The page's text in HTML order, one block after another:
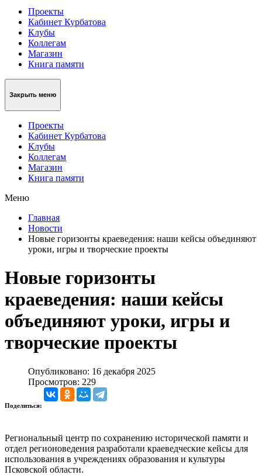
Проекты
Кабинет Курбатова
Клубы
Коллегам
Магазин
Книга памяти
Закрыть меню
Проекты
Кабинет Курбатова
Клубы
Коллегам
Магазин
Книга памяти
Меню
Главная
Новости
Новые горизонты краеведения: наши кейсы объединяют
уроки, игры и творческие проекты
Новые горизонты
краеведения: наши кейсы
объединяют уроки, игры и
творческие проекты
Опубликовано: 16 декабря 2025
Просмотров: 229
Поделиться:
Региональный центр по сохранению исторической памяти и
отдел регионоведения разработали краеведческие кейсы для
использования в учреждениях образования и культуры
Псковской области.